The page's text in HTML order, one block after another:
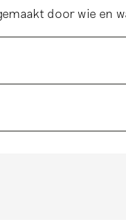
door wie en